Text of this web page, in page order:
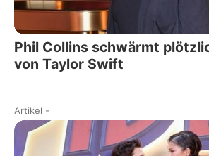
Phil Collins schwärmt
von Taylor Swift
Artikel -